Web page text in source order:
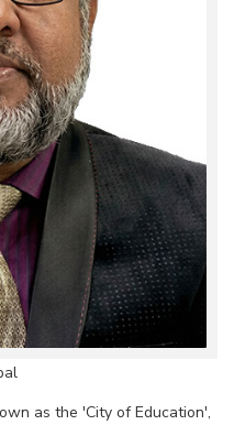
as the 'City of Education',